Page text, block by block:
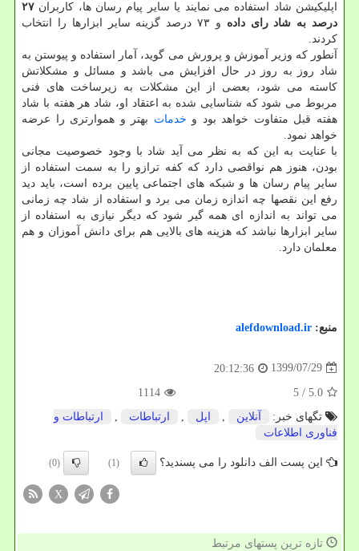
اپلیکیشن شاد استفاده می نمایند یا سایر پیام رسان ها، کاربران ۲۷
درصد به شاد رای داده
و ۷۳ درصد گزینه سایر ابزارها را انتخاب
کردند.
آنطور که وزیر آموزش و پرورش می گوید، آمار استفاده و پیوستن به
شاد روز به روز در حال افزایش می باشد و مسائل و مشکلاتش
کاسته می شود، بعضی از این مشکلات به زیرساخت های فنی
مربوط می شود که شناسایی شده به اعتقاد او، شاد هر هفته با شاد
هفته قبل متفاوت خواهد بود و خدمات بهتر و هموارتری را عرضه
خواهد نمود.
با عنایت به این که به نظر می آید شاد با وجود خصوصیت مجانی
بودن، هنوز هم نواقصی دارد که کفه ترازو را به سمت استفاده از
سایر پیام رسان ها و شبکه های اجتماعی پایین برده است، باید دید
رفع این نقصها چه اندازه زمان می برد و استفاده از شاد چه زمانی
می تواند به اندازه ای همه گیر شود که دیگر نیازی به استفاده از
سایر ابزارها نباشد که هزینه های بالایی هم برای دانش آموزان و هم
معلمان دارد.
منبع: alefdownload.ir
1399/07/29
20:12:36
5.0
/ 5
1114
تگهای خبر:
آنلاین , اپل , ارتباطات ,
ارتباطات و
فناوری اطلاعات
این پست الف دانلود را می پسندید؟ (1)
(0)
X
تازه ترین پستهای مرتبط